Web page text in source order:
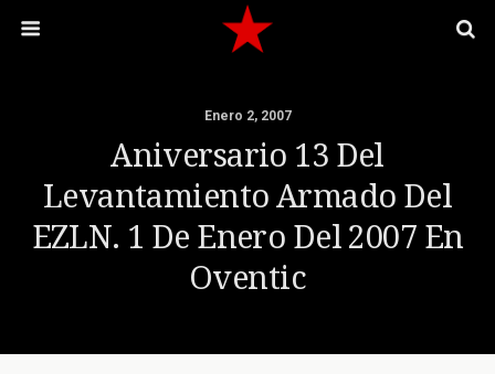
Enero 2, 2007
Aniversario 13 Del
Levantamiento Armado Del
EZLN. 1 De Enero Del 2007 En
Oventic